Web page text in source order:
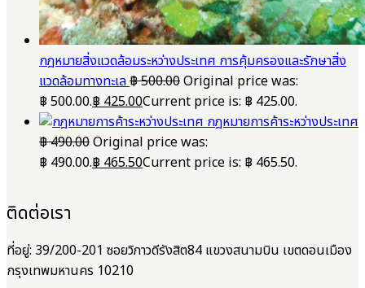
กฎหมายสิ่งแวดล้อมระหว่างประเทศ การคุ้มครองและรักษาสิ่ง
แวดล้อมทางทะเล฿500.00Original price was:
฿ 500.00.฿425.00Current price is: ฿ 425.00.
กฎหมายการค้าระหว่างประเทศ
฿490.00Original price was:
฿ 490.00.฿465.50Current price is: ฿ 465.50.
ติดต่อเรา
ที่อยู่: 39/200-201 ซอยวิภาวดีรังสิต84 แขวงสนามบิน เขตดอนเมือง
กรุงเทพมหานคร 10210